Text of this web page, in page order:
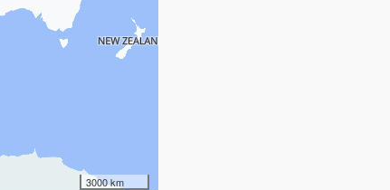
3000 km